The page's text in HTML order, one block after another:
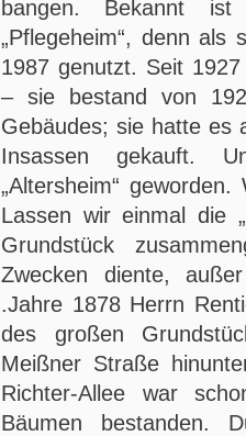
bangen. Bekannt
„Pflegeheim“, denn als
1987 genutzt. Seit
– sie bestand von
Gebäudes; sie hatte es
Insassen gekauft.
„Altersheim“
Lassen wir einmal die
Grundstück
Zwecken diente,
.Jahre 1878 Herrn
des großen
Meißner Straße
Richter-Allee war
Bäumen bestanden.